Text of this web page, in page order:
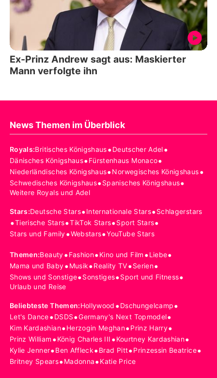
Ex-Prinz Andrew sagt aus: Maskierter
Mann verfolgte ihn
News Themen im Überblick
Royals:Britisches Königshaus•Deutscher Adel•
Dänisches Königshaus•Fürstenhaus Monaco•
Niederländisches Königshaus•Norwegisches Königshaus•
Schwedisches Königshaus•Spanisches Königshaus•
Weitere Royals und Adel
Stars:Deutsche Stars•Internationale Stars•Schlagerstars
•Tierische Stars•TikTok Stars•Sport Stars•
Stars und Family•Webstars•YouTube Stars
Themen:Beauty•Fashion•Kino und Film •Liebe•
Mama und Baby•Musik•Reality TV•Serien•
Shows und Sonstige•Sonstiges•Sport und Fitness•
Urlaub und Reise
Beliebteste Themen:Hollywood •Dschungelcamp•
Let's Dance•DSDS•Germany's Next Topmodel•
Kim Kardashian•Herzogin Meghan•Prinz Harry•
Prinz William •König Charles III •Kourtney Kardashian•
Kylie Jenner•Ben Affleck•Brad Pitt•Prinzessin Beatrice•
Britney Spears•Madonna•Katie Price